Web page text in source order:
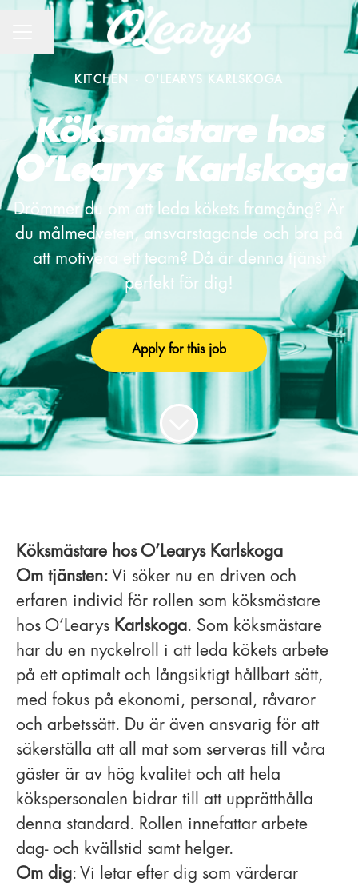
CAREER MENU
Share page
KITCHEN · O'LEARYS KARLSKOGA
Köksmästare hos
O’Learys Karlskoga
Drömmer du om att leda kökets framgång? Är
du målmedveten, ansvarstagande och bra på
att motivera ett team? Då är denna tjänst
perfekt för dig!
Apply for this job
Köksmästare hos O’Learys Karlskoga
Om tjänsten: Vi söker nu en driven och
erfaren individ för rollen som köksmästare
hos O’Learys Karlskoga. Som köksmästare
har du en nyckelroll i att leda kökets arbete
på ett optimalt och långsiktigt hållbart sätt,
med fokus på ekonomi, personal, råvaror
och arbetssätt. Du är även ansvarig för att
säkerställa att all mat som serveras till våra
gäster är av hög kvalitet och att hela
kökspersonalen bidrar till att upprätthålla
denna standard. Rollen innefattar arbete
dag- och kvällstid samt helger.
Om dig: Vi letar efter dig som värderar